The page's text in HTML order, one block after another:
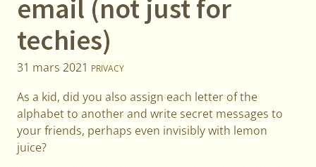
email (not just for
techies)
31 mars 2021 PRIVACY
As a kid, did you also assign each letter of the
alphabet to another and write secret messages to
your friends, perhaps even invisibly with lemon
juice?